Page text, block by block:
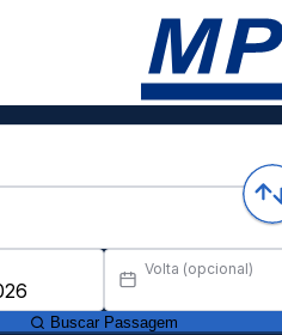
Volta (opcional)
Buscar Passagem